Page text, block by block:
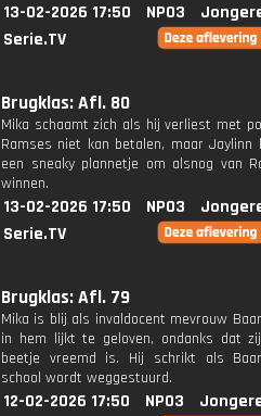
13-02-2026 17:50 NPO3
Serie.TV
Brugklas: Afl. 80
Mika schaamt zich als hij verliest met
Ramses niet kan betalen, maar Jaylinn
een sneaky plannetje om alsnog van
winnen.
13-02-2026 17:50 NPO3
Serie.TV
Brugklas: Afl. 79
Mika is blij als invaldocent mevrouw
in hem lijkt te geloven, ondanks dat
beetje vreemd is. Hij schrikt als
school wordt weggestuurd.
12-02-2026 17:50 NPO3